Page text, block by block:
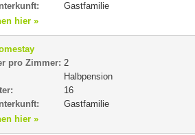
Gastfamilie
hier »
pro Zimmer: 2
Halbpension
16
Gastfamilie
hier »